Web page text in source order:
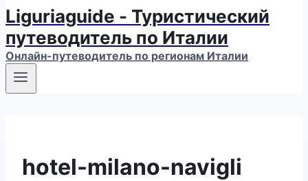
Liguriaguide - Туристический
путеводитель по Италии
Онлайн-путеводитель по регионам Италии
hotel-milano-navigli